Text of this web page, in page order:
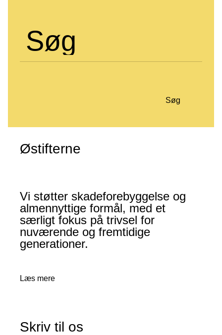
Søg
Søg
Østifterne
Vi støtter skadeforebyggelse og
almennyttige formål, med et
særligt fokus på trivsel for
nuværende og fremtidige
generationer.
Læs mere
Skriv til os